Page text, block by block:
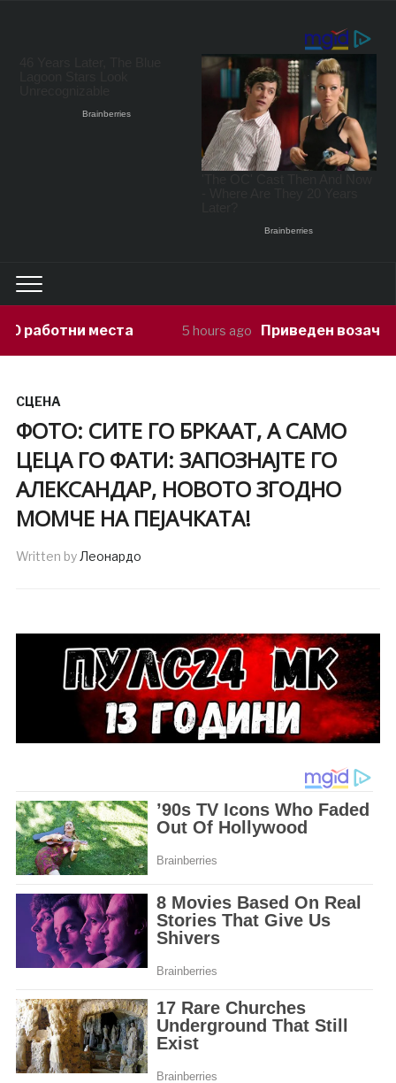
5 hours ago Приведен возач кој ја предизвикал
СЦЕНА
ФОТО: СИТЕ ГО БРКААТ, А САМО
ЦЕЦА ГО ФАТИ: ЗАПОЗНАЈТЕ ГО
АЛЕКСАНДАР, НОВОТО ЗГОДНО
МОМЧЕ НА ПЕЈАЧКАТА!
Written byЛеонардо